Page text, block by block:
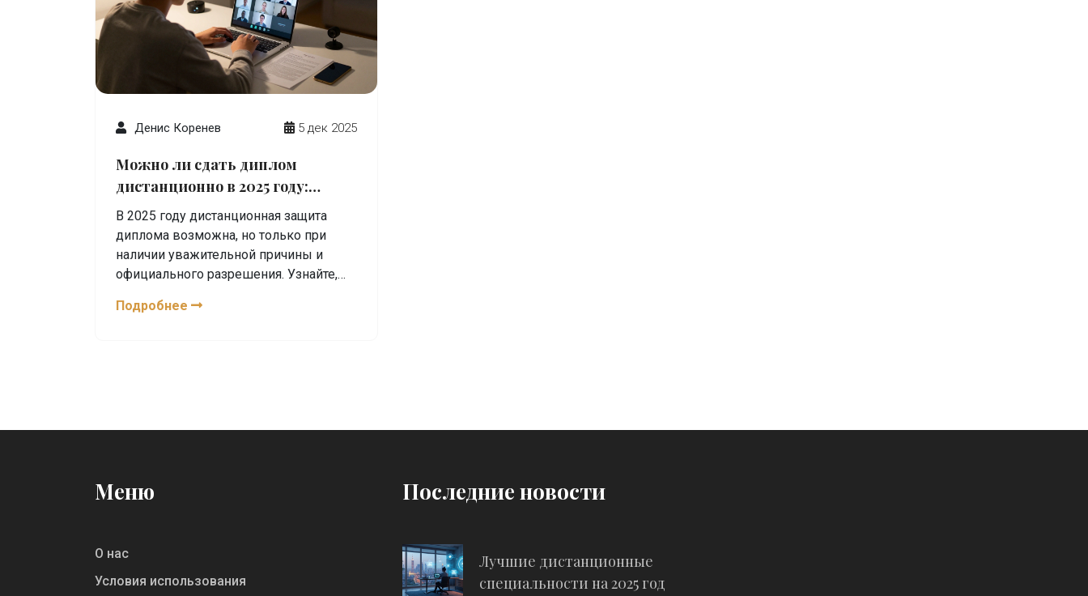
Денис Коренев 5 дек 2025
Можно ли сдать диплом
дистанционно в 2025 году:
правила, шаги и подводные
камни
В 2025 году дистанционная защита
диплома возможна, но только при
наличии уважительной причины и
официального разрешения. Узнайте,
нужны и как избежать
Подробнее
Меню
О нас
Условия использования
Последние новости
Лучшие дистанционные
специальности на 2025 год